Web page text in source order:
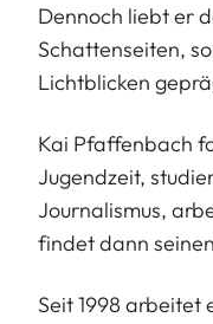
Dennoch liebt er
Schattenseiten,
Lichtblicken
Kai Pfaffenbach
Jugendzeit,
Journalismus,
findet dann
Seit 1998